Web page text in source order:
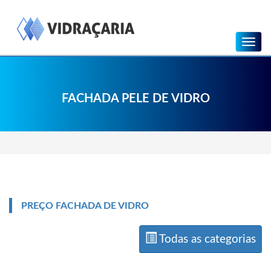
FACHADA PELE DE VIDRO
Menu
PREÇO FACHADA DE VIDRO
Todas as categorias